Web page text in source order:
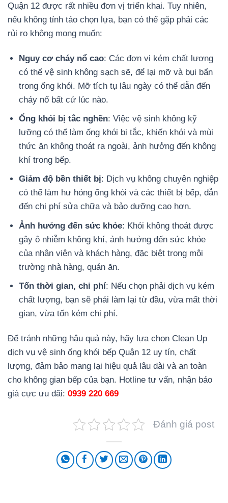
Quận 12 được rất nhiều đơn vị triển khai. Tuy nhiên,
nếu không tỉnh táo chọn lựa, bạn có thể gặp phải các
rủi ro không mong muốn:
Nguy cơ cháy nổ cao: Các đơn vị kém chất lượng
có thể vệ sinh không sạch sẽ, để lại mỡ và bụi bẩn
trong ống khói. Mỡ tích tụ lâu ngày có thể dẫn đến
cháy nổ bất cứ lúc nào.
Ống khói bị tắc nghẽn: Việc vệ sinh không kỹ
lưỡng có thể làm ống khói bị tắc, khiến khói và mùi
thức ăn không thoát ra ngoài, ảnh hưởng đến không
khí trong bếp.
Giảm độ bền thiết bị: Dịch vụ không chuyên nghiệp
có thể làm hư hỏng ống khói và các thiết bị bếp, dẫn
đến chi phí sửa chữa và bảo dưỡng cao hơn.
Ảnh hưởng đến sức khỏe: Khói không thoát được
gây ô nhiễm không khí, ảnh hưởng đến sức khỏe
của nhân viên và khách hàng, đặc biệt trong môi
trường nhà hàng, quán ăn.
Tốn thời gian, chi phí: Nếu chọn phải dịch vụ kém
chất lượng, bạn sẽ phải làm lại từ đầu, vừa mất thời
gian, vừa tốn kém chi phí.
Để tránh những hậu quả này, hãy lựa chọn Clean Up
dịch vụ vệ sinh ống khói bếp Quận 12 uy tín, chất
lượng, đảm bảo mang lại hiệu quả lâu dài và an toàn
cho không gian bếp của bạn. Hotline tư vấn, nhận báo
giá cực ưu đãi: 0939 220 669
Đánh giá post